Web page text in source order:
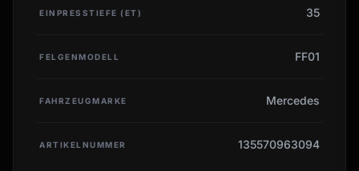
EINPRESSTIEFE (ET) 35
FELGENMODELL FF01
FAHRZEUGMARKE Mercedes
ARTIKELNUMMER 135570963094